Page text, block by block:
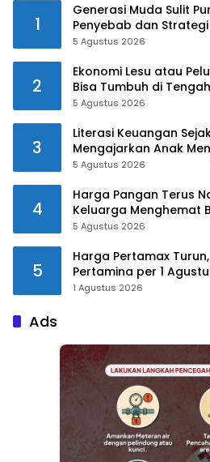
1
Generasi Muda Sulit
Penyebab dan
5 Agustus 2026
2
Ekonomi Lesu atau
Bisa Tumbuh di
5 Agustus 2026
3
Literasi Keuangan
Mengajarkan Anak
5 Agustus 2026
4
Harga Pangan Terus
Keluarga Menghemat
5 Agustus 2026
5
Harga Pertamax
Pertamina per 1
1 Agustus 2026
Ads